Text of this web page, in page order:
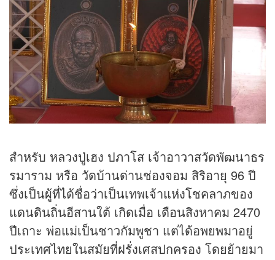
สำหรับ หลวงปู่เฮง ปภาโส เจ้าอาวาสวัดพัฒนาธร
รมาราม หรือ วัดบ้านด่านช่องจอม สิริอายุ 96 ปี
ซึ่งเป็นผู้ที่ได้ชื่อว่าเป็นเทพเจ้าแห่งโชคลาภของ
แดนดินถิ่นอีสานใต้ เกิดเมื่อ เดือนสิงหาคม 2470
ปีเถาะ พ่อแม่เป็นชาวกัมพูชา แต่ได้อพยพมาอยู่
ประเทศไทยในสมัยที่ฝรั่งเศสปกครอง โดยย้ายมา